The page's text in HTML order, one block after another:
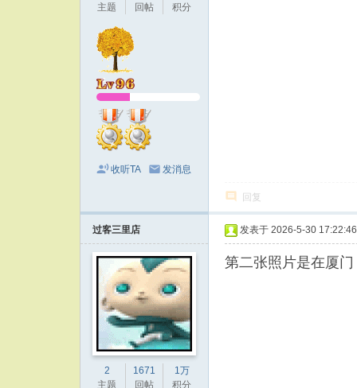
主题
回帖
积分
收听TA 发消息
回复
过客三里店
2
主题
1671
回帖
1万
积分
发表于 2026-5-30 17:22:46
第二张照片是在厦门